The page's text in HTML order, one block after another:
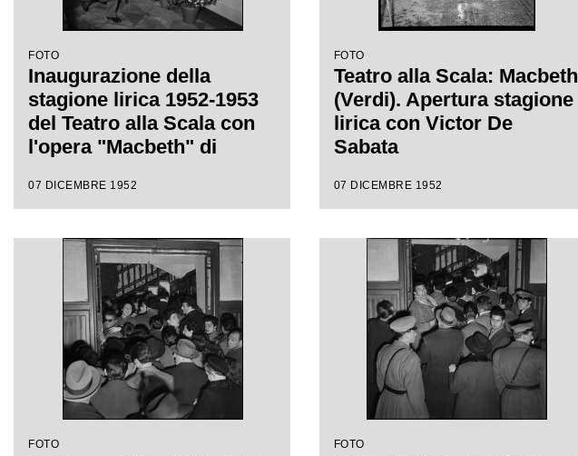
FOTO
Inaugurazione della
stagione lirica 1952-1953
del Teatro alla Scala con
l'opera "Macbeth" di
Victor de Sabata, con la
07 DICEMBRE 1952
FOTO
Teatro alla Scala: Macbeth
(Verdi). Apertura stagione
lirica con Victor De
Sabata
07 DICEMBRE 1952
FOTO FOTO